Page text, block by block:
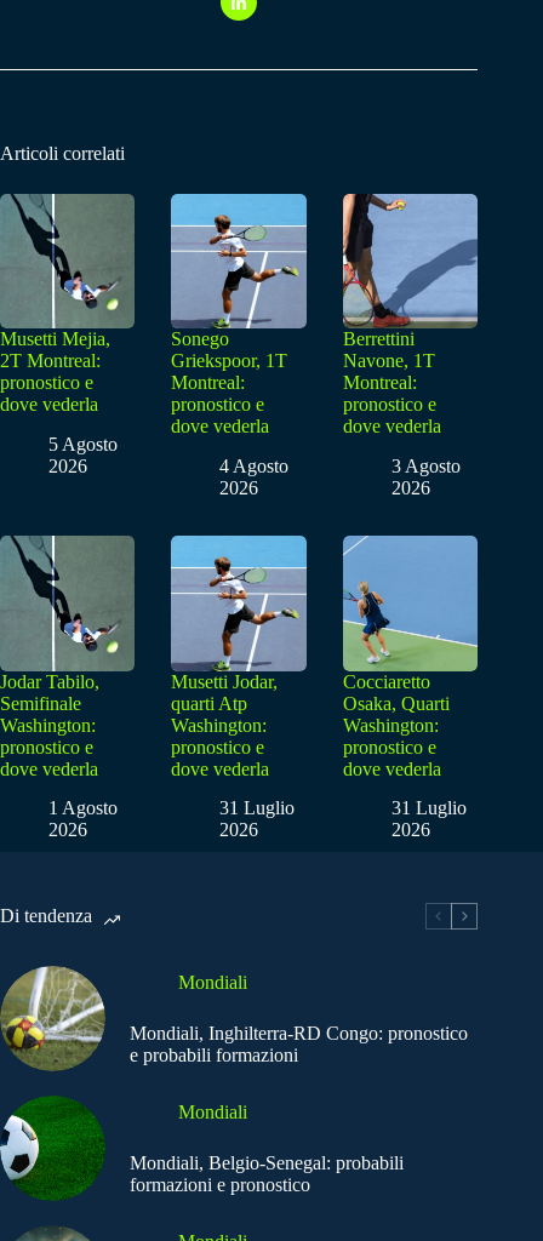
Articoli correlati
Musetti Mejia,
2T Montreal:
pronostico e
dove vederla
5 Agosto
2026
Sonego
Griekspoor, 1T
Montreal:
pronostico e
dove vederla
4 Agosto
2026
Berrettini
Navone, 1T
Montreal:
pronostico e
dove vederla
3 Agosto
2026
Jodar Tabilo,
Semifinale
Washington:
pronostico e
dove vederla
1 Agosto
2026
Musetti Jodar,
quarti Atp
Washington:
pronostico e
dove vederla
31 Luglio
2026
Cocciaretto
Osaka, Quarti
Washington:
pronostico e
dove vederla
31 Luglio
2026
Di tendenza
Mondiali
Mondiali, Inghilterra-RD Congo: pronostico
e probabili formazioni
Mondiali
Mondiali, Belgio-Senegal: probabili
formazioni e pronostico